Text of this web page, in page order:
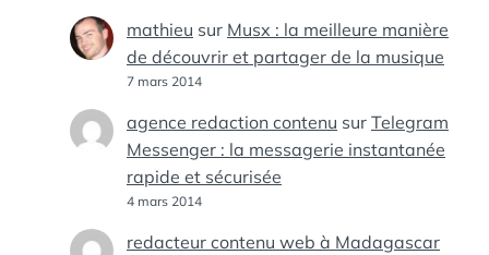
mathieu sur Musx : la meilleure manière
de découvrir et partager de la musique
7 mars 2014
agence redaction contenu sur Telegram
Messenger : la messagerie instantanée
rapide et sécurisée
4 mars 2014
redacteur contenu web à Madagascar